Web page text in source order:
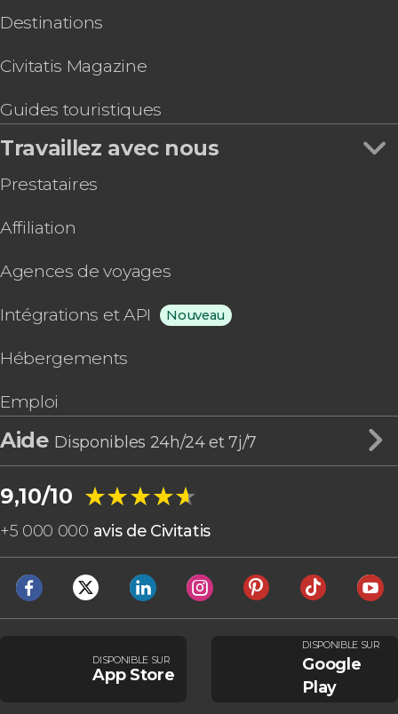
Destinations
Civitatis Magazine
Guides touristiques
Travaillez avec nous
Prestataires
Affiliation
Agences de voyages
Intégrations et API Nouveau
Hébergements
Emploi
Aide Disponibles 24h/24 et 7j/7
9,10/10 ★★★★★
★★★★★
+5 000 000 avis de Civitatis
DISPONIBLE SUR
App Store
DISPONIBLE SUR
Google
Play